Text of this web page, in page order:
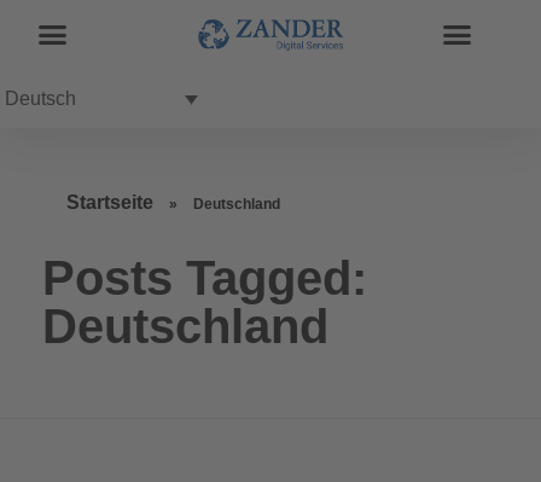
Deutsch
Startseite » Deutschland
Posts Tagged:
Deutschland